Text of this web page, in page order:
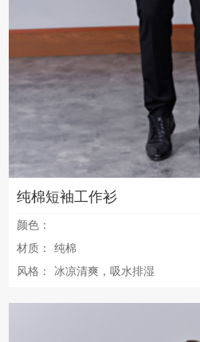
纯棉短袖工作衫
颜色：
材质：
纯棉
风格：
冰凉清爽，吸水排湿